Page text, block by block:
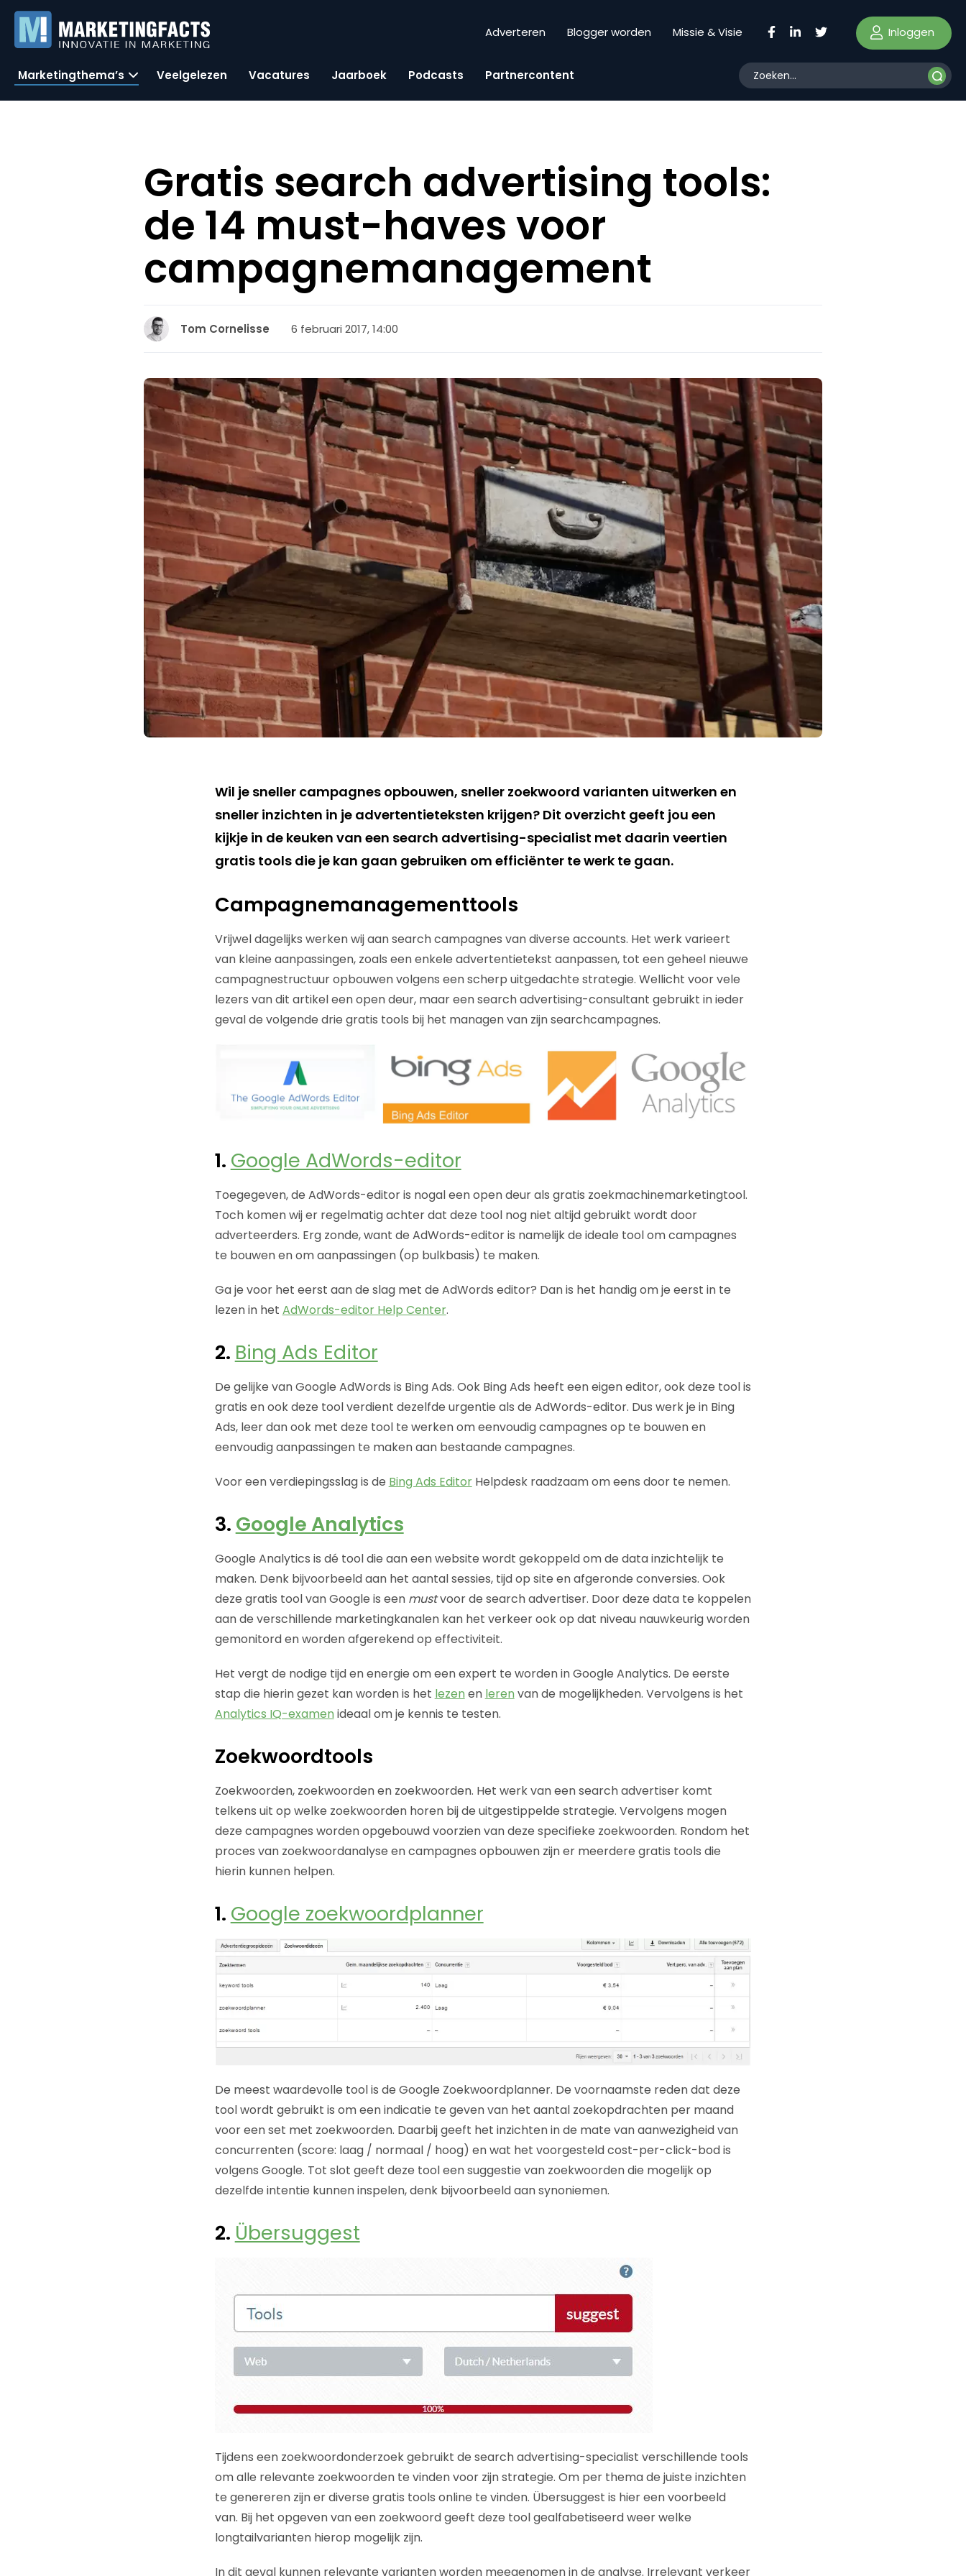
Adverteren Blogger worden Missie & Visie Inloggen
Marketingthema’s Veelgelezen Vacatures Jaarboek Podcasts Partnercontent
Gratis search advertising tools:
de 14 must-haves voor
campagnemanagement
Tom Cornelisse 6 februari 2017, 14:00
Wil je sneller campagnes opbouwen, sneller zoekwoord varianten uitwerken en
sneller inzichten in je advertentieteksten krijgen? Dit overzicht geeft jou een
kijkje in de keuken van een search advertising-specialist met daarin veertien
gratis tools die je kan gaan gebruiken om efficiënter te werk te gaan.
Campagnemanagementtools
Vrijwel dagelijks werken wij aan search campagnes van diverse accounts. Het werk varieert
van kleine aanpassingen, zoals een enkele advertentietekst aanpassen, tot een geheel nieuwe
campagnestructuur opbouwen volgens een scherp uitgedachte strategie. Wellicht voor vele
lezers van dit artikel een open deur, maar een search advertising-consultant gebruikt in ieder
geval de volgende drie gratis tools bij het managen van zijn searchcampagnes.
1. Google AdWords-editor
Toegegeven, de AdWords-editor is nogal een open deur als gratis zoekmachinemarketingtool.
Toch komen wij er regelmatig achter dat deze tool nog niet altijd gebruikt wordt door
adverteerders. Erg zonde, want de AdWords-editor is namelijk de ideale tool om campagnes
te bouwen en om aanpassingen (op bulkbasis) te maken.
Ga je voor het eerst aan de slag met de AdWords editor? Dan is het handig om je eerst in te
lezen in het AdWords-editor Help Center.
2. Bing Ads Editor
De gelijke van Google AdWords is Bing Ads. Ook Bing Ads heeft een eigen editor, ook deze tool is
gratis en ook deze tool verdient dezelfde urgentie als de AdWords-editor. Dus werk je in Bing
Ads, leer dan ook met deze tool te werken om eenvoudig campagnes op te bouwen en
eenvoudig aanpassingen te maken aan bestaande campagnes.
Voor een verdiepingsslag is de Bing Ads EditorHelpdesk raadzaam om eens door te nemen.
3. Google Analytics
Google Analytics is dé tool die aan een website wordt gekoppeld om de data inzichtelijk te
maken. Denk bijvoorbeeld aan het aantal sessies, tijd op site en afgeronde conversies. Ook
deze gratis tool van Google is een mustvoor de search advertiser. Door deze data te koppelen
aan de verschillende marketingkanalen kan het verkeer ook op dat niveau nauwkeurig worden
gemonitord en worden afgerekend op effectiviteit.
Het vergt de nodige tijd en energie om een expert te worden in Google Analytics. De eerste
stap die hierin gezet kan worden is het lezen en leren van de mogelijkheden. Vervolgens is het
Analytics IQ-examen ideaal om je kennis te testen.
Zoekwoordtools
Zoekwoorden, zoekwoorden en zoekwoorden. Het werk van een search advertiser komt
telkens uit op welke zoekwoorden horen bij de uitgestippelde strategie. Vervolgens mogen
deze campagnes worden opgebouwd voorzien van deze specifieke zoekwoorden. Rondom het
proces van zoekwoordanalyse en campagnes opbouwen zijn er meerdere gratis tools die
hierin kunnen helpen.
1. Google zoekwoordplanner
De meest waardevolle tool is de Google Zoekwoordplanner. De voornaamste reden dat deze
tool wordt gebruikt is om een indicatie te geven van het aantal zoekopdrachten per maand
voor een set met zoekwoorden. Daarbij geeft het inzichten in de mate van aanwezigheid van
concurrenten (score: laag / normaal / hoog) en wat het voorgesteld cost-per-click-bod is
volgens Google. Tot slot geeft deze tool een suggestie van zoekwoorden die mogelijk op
dezelfde intentie kunnen inspelen, denk bijvoorbeeld aan synoniemen.
2. Übersuggest
Tijdens een zoekwoordonderzoek gebruikt de search advertising-specialist verschillende tools
om alle relevante zoekwoorden te vinden voor zijn strategie. Om per thema de juiste inzichten
te genereren zijn er diverse gratis tools online te vinden. Übersuggest is hier een voorbeeld
van. Bij het opgeven van een zoekwoord geeft deze tool gealfabetiseerd weer welke
longtailvarianten hierop mogelijk zijn.
In dit geval kunnen relevante varianten worden meegenomen in de analyse. Irrelevant verkeer